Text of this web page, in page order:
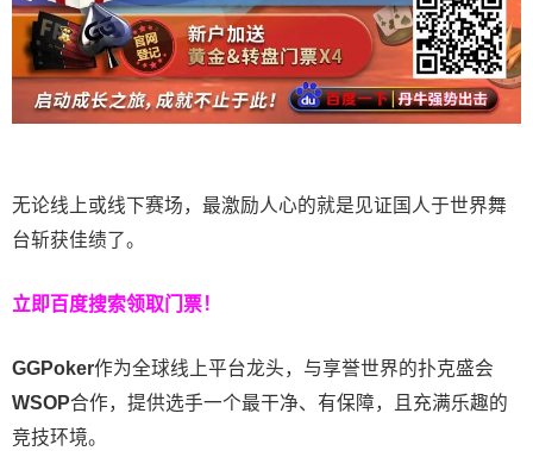
无论线上或线下赛场，最激励人心的就是见证国人于世界舞
台斩获佳绩了。
立即百度搜索领取门票！
GGPoker作为全球线上平台龙头，与享誉世界的扑克盛会
WSOP合作，提供选手一个最干净、有保障，且充满乐趣的
竞技环境。